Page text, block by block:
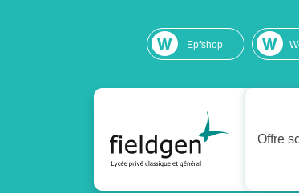
Epfshop
Offre